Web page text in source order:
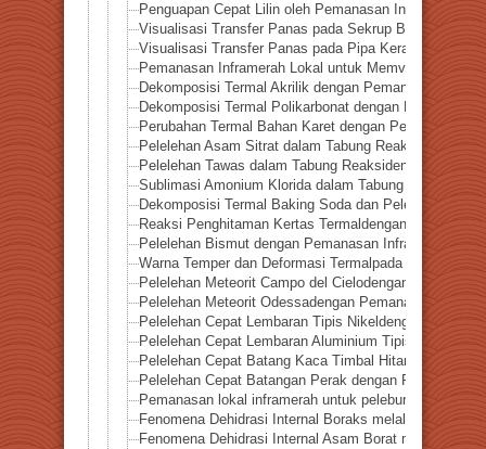
Penguapan Cepat Lilin oleh Pemanasan Infrared
Visualisasi Transfer Panas pada Sekrup Besi dengan
Visualisasi Transfer Panas pada Pipa Keramik
Pemanasan Inframerah Lokal untuk
Dekomposisi Termal Akrilik dengan Pemanasan
Dekomposisi Termal Polikarbonat dengan Pemanasan
Perubahan Termal Bahan Karet dengan Pemanasan
Pelelehan Asam Sitrat dalam Tabung Reaksidengan
Pelelehan Tawas dalam Tabung Reaksidengan
Sublimasi Amonium Klorida dalam Tabung Reaksi
Dekomposisi Termal Baking Soda dan Pelepasan Uap
Reaksi Penghitaman Kertas Termaldengan
Pelelehan Bismut dengan Pemanasan Inframerah
Warna Temper dan Deformasi Termalpada Pelat
Pelelehan Meteorit Campo del Cielodengan
Pelelehan Meteorit Odessadengan Pemanasan
Pelelehan Cepat Lembaran Tipis Nikeldengan
Pelelehan Cepat Lembaran Aluminium Tipis oleh
Pelelehan Cepat Batang Kaca Timbal Hitam dengan
Pelelehan Cepat Batangan Perak dengan Pemanasan
Pemanasan lokal inframerah untuk peleburan cepat
Fenomena Dehidrasi Internal Boraks melalui
Fenomena Dehidrasi Internal Asam Borat melalui